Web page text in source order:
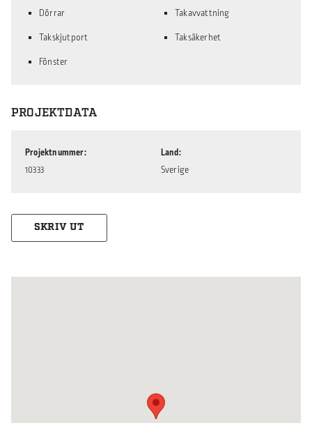
Dörrar
Takskjutport
Fönster
Takavvattning
Taksäkerhet
PROJEKTDATA
Projektnummer
10333
Land
Sverige
SKRIV UT